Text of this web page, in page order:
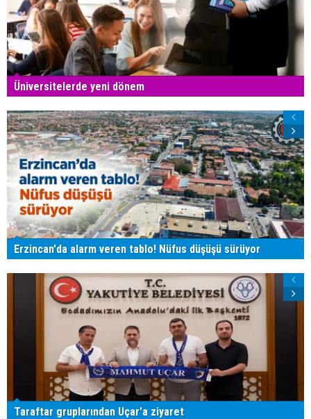
Üniversitelerde yeni dönem
Erzincan'da alarm veren tablo! Nüfus düşüşü sürüyor
Taraftar gruplarından Uçar'a ziyaret